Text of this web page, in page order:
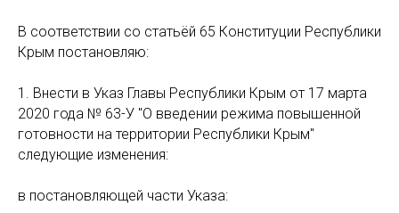
В соответствии со статьёй 65 Конституции Республики
Крым постановляю:
1. Внести в Указ Главы Республики Крым от 17 марта
2020 года № 63-У "О введении режима повышенной
готовности на территории Республики Крым"
следующие изменения:
в постановляющей части Указа: